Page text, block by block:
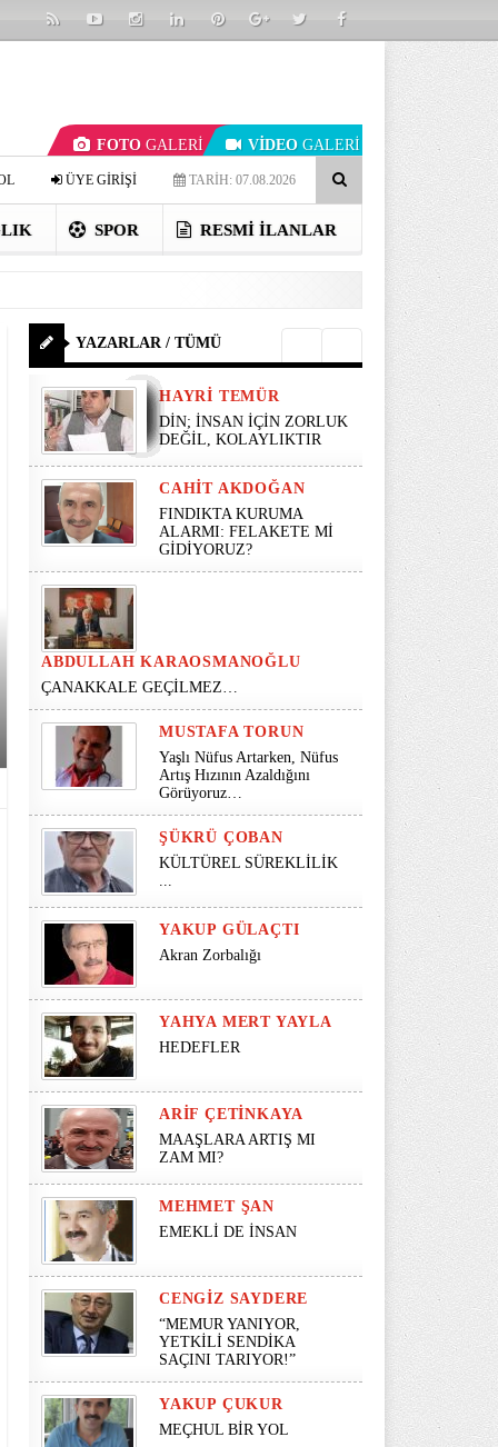
FOTO GALERİ VİDEO GALERİ
TARİH: 07.08.2026
ÜYE GİRİŞİ
SPOR RESMI İLANLAR
YAZARLAR / TÜMÜ
HAYRI TEMÜR
DİN; İNSAN İÇİN ZORLUK
DEĞİL, KOLAYLIKTIR
CAHIT AKDOĞAN
FINDIKTA KURUMA
ALARMI: FELAKETE Mİ
GİDİYORUZ?
ABDULLAH KARAOSMANOĞLU
ÇANAKKALE GEÇİLMEZ…
MUSTAFA TORUN
Yaşlı Nüfus Artarken, Nüfus
Artış Hızının Azaldığını
Görüyoruz…
ŞÜKRÜ ÇOBAN
KÜLTÜREL SÜREKLİLİK
...
YAKUP GÜLAÇTI
Akran Zorbalığı
YAHYA MERT YAYLA
HEDEFLER
ARIF ÇETINKAYA
MAAŞLARA ARTIŞ MI
ZAM MI?
MEHMET ŞAN
EMEKLİ DE İNSAN
CENGIZ SAYDERE
“MEMUR YANIYOR,
YETKİLİ SENDİKA
SAÇINI TARIYOR!”
YAKUP ÇUKUR
MEÇHUL BİR YOL